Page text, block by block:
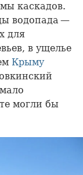
каскадов.
водопада —
для
в ущелье
Крыму
могли бы